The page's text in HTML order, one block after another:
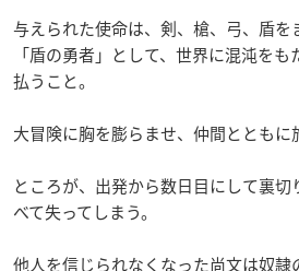
与えられた使命は、剣、槍、弓、盾を
「盾の勇者」として、世界に混沌を
払うこと。
大冒険に胸を膨らませ、仲間とともに
ところが、出発から数日目にして裏
べて失ってしまう。
他人を信じられなくなった尚文は奴